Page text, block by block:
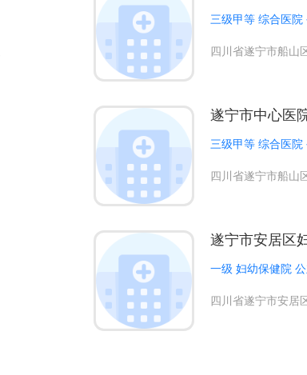
三级甲等 综合医院
四川省遂宁市船山
遂宁市中心医
三级甲等 综合医院
四川省遂宁市船山
遂宁市安居区
一级 妇幼保健院
四川省遂宁市安居